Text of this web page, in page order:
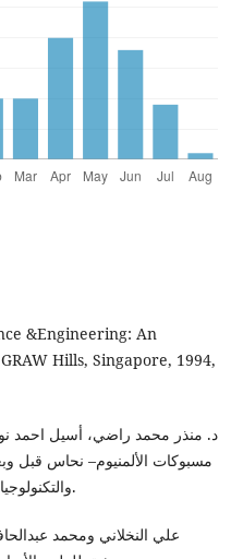
&Engineering: An
Hills, Singapore, 1994,
مسبوكات الألمنيوم– نحاس قبل
والتكنولوجيا، المجلد (28)، العدد الخامس، 2006.